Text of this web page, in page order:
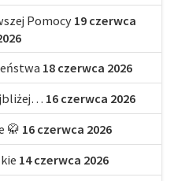
Pomocy 19 czerwca
18 czerwca 2026
16 czerwca 2026
🥋 16 czerwca 2026
14 czerwca 2026